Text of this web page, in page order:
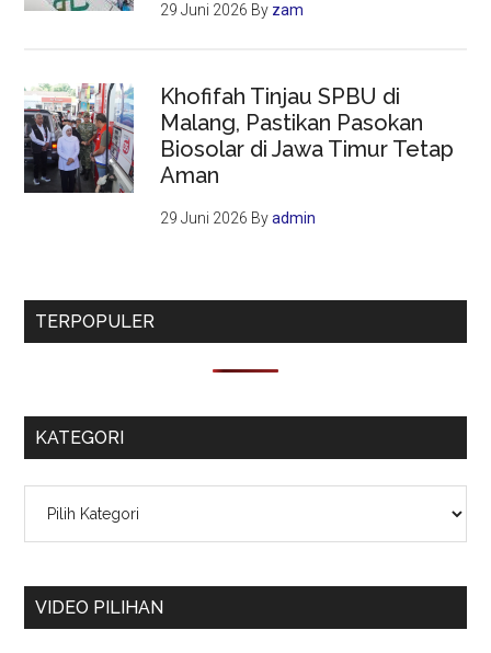
29 Juni 2026 By zam
Khofifah Tinjau SPBU di
Malang, Pastikan Pasokan
Biosolar di Jawa Timur Tetap
Aman
29 Juni 2026 Byadmin
TERPOPULER
KATEGORI
VIDEO PILIHAN